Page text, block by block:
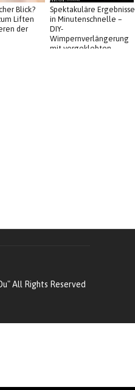
Blick?
Liften
der
Spektakuläre Ergebnisse
in Minutenschnelle –
DIY-
Wimpernverlängerung
mit vorgeklebten
All Rights Reserved